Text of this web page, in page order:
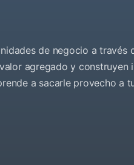
de negocio a través
agregado y construyen
a sacarle provecho a